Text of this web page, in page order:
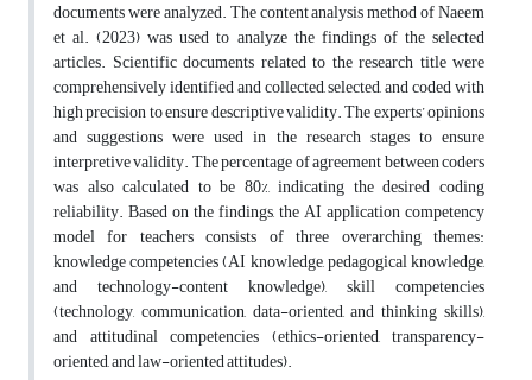
documents were analyzed. The content analysis method of Naeem
et al. (2023) was used to analyze the findings of the selected
articles. Scientific documents related to the research title were
comprehensively identified and collected, selected, and coded with
high precision to ensure descriptive validity. The experts’ opinions
and suggestions were used in the research stages to ensure
interpretive validity. The percentage of agreement between coders
was also calculated to be 80%, indicating the desired coding
reliability. Based on the findings, the AI application competency
model for teachers consists of three overarching themes:
knowledge competencies (AI knowledge, pedagogical knowledge,
and technology-content knowledge), skill competencies
(technology, communication, data-oriented, and thinking skills),
and attitudinal competencies (ethics-oriented, transparency-
oriented, and law-oriented attitudes).